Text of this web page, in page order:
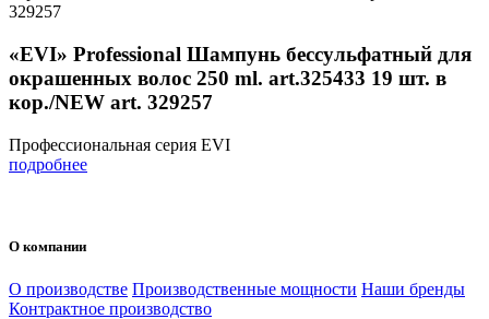
«EVI» Professional Шампунь бессульфатный для
окрашенных волос 250 ml. art.325433 19 шт. в
кор./NEW аrt. 329257
Профессиональная серия EVI
подробнее
О компании
О производстве Производственные мощности Наши бренды
Контрактное производство